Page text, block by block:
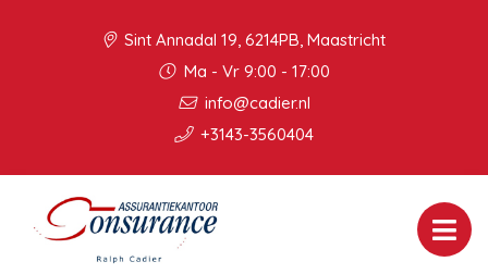
Sint Annadal 19, 6214PB, Maastricht
Ma - Vr 9:00 - 17:00
info@cadier.nl
+3143-3560404